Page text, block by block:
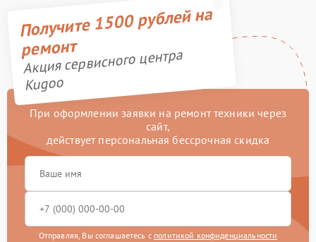
Получите 1500 рублей на
ремонт
Акция сервисного центра
Kugoo
При оформлении заявки на ремонт техники через
сайт,
действует персональная бессрочная скидка
Отправляя, Вы соглашаетесь с политикой конфиденциальности